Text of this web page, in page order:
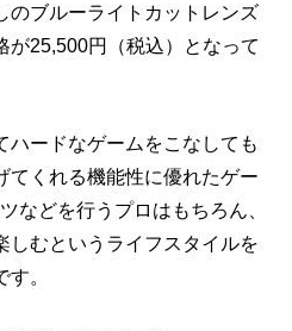
のブルーライトカットレンズ
が25,500円（税込）となって
ハードなゲームをこなしても
てくれる機能性に優れたゲー
などを行うプロはもちろん、
しむというライフスタイルを
。